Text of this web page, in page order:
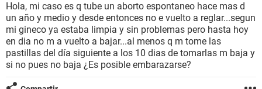
BIENESTAR
SEXUALIDAD
GLOSARIO
Hola, mi caso es q tube un aborto espontaneo hace mas d
un año y medio y desde entonces no e vuelto a reglar...segun
mi gineco ya estaba limpia y sin problemas pero hasta hoy
en dia no m a vuelto a bajar...al menos q m tome las
pastillas del día siguiente a los 10 dias de tomarlas m baja y
si no pues no baja ¿Es posible embarazarse?